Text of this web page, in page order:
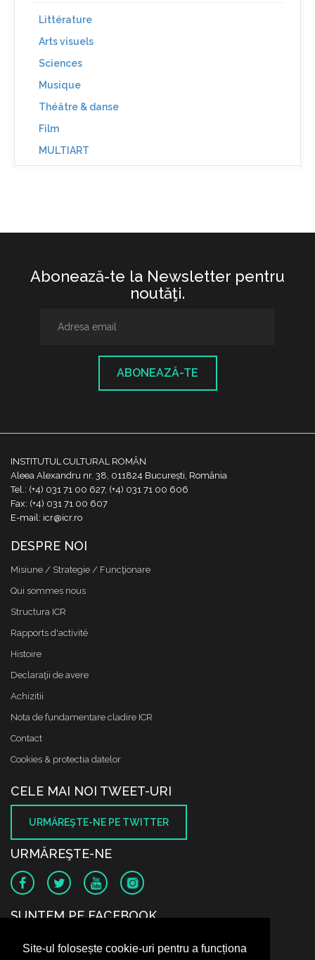
Site-ul folosește cookie-uri pentru a funcționa
Littérature
Arts visuels
Sciences
Musique
Théâtre & danse
Film
MULTIART
Abonează-te la Newsletter pentru
noutăţi.
ABONEAZĂ-TE
INSTITUTUL CULTURAL ROMÂN
Aleea Alexandru nr. 38, 011824 București, România
Tel.: (+4) 031 71 00 627, (+4) 031 71 00 606
Fax: (+4) 031 71 00 607
E-mail: icr@icr.ro
DESPRE NOI
Misiune / Strategie / Funcţionare
Qui sommes nous
Structura ICR
Rapports d'activité
Histoire
Declaraţii de avere
Achizitii
Nota de fundamentare cladire ICR
Contact
Cookies & protectia datelor
CELE MAI NOI TWEET-URI
URMĂREŞTE-NE PE TWITTER
URMĂREŞTE-NE
SUNTEM PE FACEBOOK